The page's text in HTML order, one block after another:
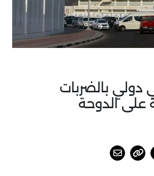
دولي بالضربات
على الدوحة